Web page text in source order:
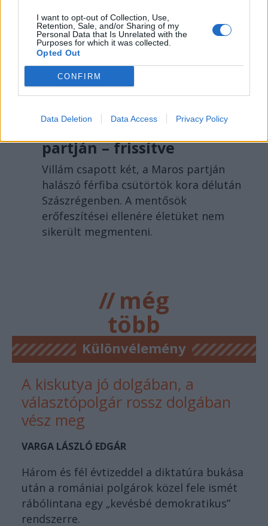
I want to opt-out of Collection, Use,
Retention, Sale, and/or Sharing of my
Personal Data that Is Unrelated with the
Purposes for which it was collected.
Opted Out
CONFIRM
Data Deletion Data Access Privacy Policy
SZÉKELYHON
Életét vesztette két
halász, akiket
villámcsapás ért a Maros
partján – frissítve
Villám csapott két, a Maros partján
halászó férfiba csütörtök kora délután
Szászrégenben. A mentősök
erőfeszítései ellenére életüket nem
sikerült megmenteni.
//még
több
főtér.ro
Különvélemény
A kiskutya jó dolgában, a
választópolgár rossz dolgában
vész meg
VARGA LÁSZLÓ EDGÁR
Három és fél évtizeddel a diktatúra bukása
után a romániai polgárok közel fele ismét
rábólintana egy „kevésbé demokratikus”
rendszerre.